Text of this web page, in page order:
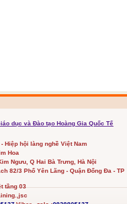
dục và Đào tạo Hoàng Gia Quốc Tế
- Hiệp hội làng nghề Việt Nam
Hoa
Ngưu, Q Hai Bà Trưng, Hà Nội
82/3 Phố Yên Lãng - Quận Đống Đa - TP
tầng 03